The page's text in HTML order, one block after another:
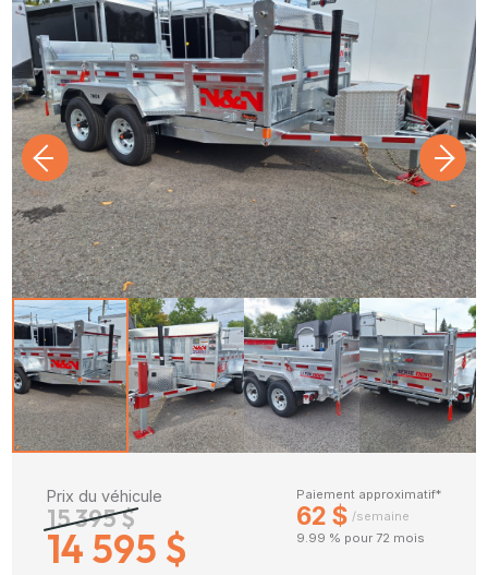
Prix du véhicule
15 395 $
14 595 $
Paiement approximatif*
62 $ /semaine
9.99 % pour 72 mois